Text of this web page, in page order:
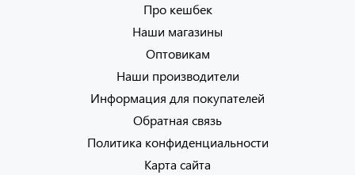
Про кешбек
Наши магазины
Оптовикам
Наши производители
Информация для покупателей
Обратная связь
Политика конфиденциальности
Карта сайта